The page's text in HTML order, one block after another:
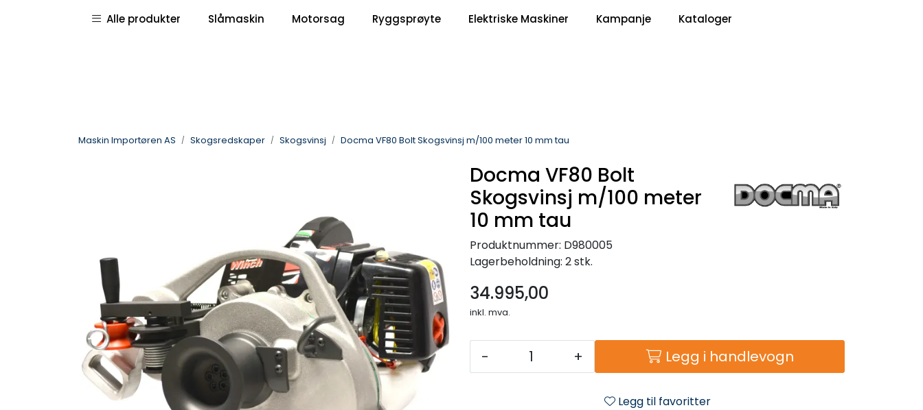
Pressemeldinger Deletegninger Om Oss Kontakt oss Pris Infosenter
Alle produkter Slåmaskin Motorsag Ryggsprøyte Elektriske Maskiner Kampanje Kataloger
Maskin Importøren AS Skogsredskaper Skogsvinsj Docma VF80 Bolt Skogsvinsj m/100 meter 10 mm tau
Docma VF80 Bolt
Skogsvinsj m/100 meter
10 mm tau
Produktnummer: D980005
Lagerbeholdning: 2 stk.
34.995,00
inkl. mva.
- + Legg i handlevogn
Legg til favoritter